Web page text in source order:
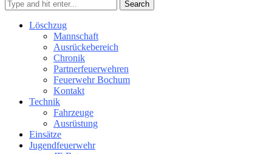
Search
Löschzug
Mannschaft
Ausrückebereich
Chronik
Partnerfeuerwehren
Feuerwehr Bochum
Kontakt
Technik
Fahrzeuge
Ausrüstung
Einsätze
Jugendfeuerwehr